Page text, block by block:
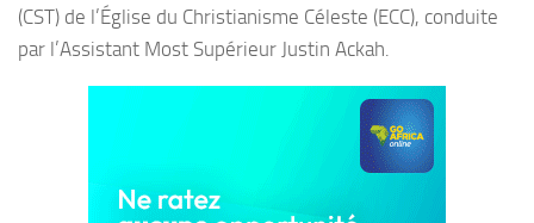
(CST) de l’Église du Christianisme Céleste (ECC), conduite
par l’Assistant Most Supérieur Justin Ackah.